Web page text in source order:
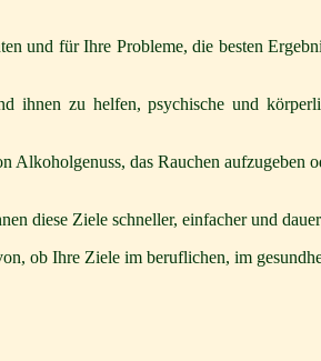
und für Ihre Probleme, die besten
zu helfen, psychische und
Alkoholgenuss, das Rauchen
diese Ziele schneller, einfacher und
ob Ihre Ziele im beruflichen, im